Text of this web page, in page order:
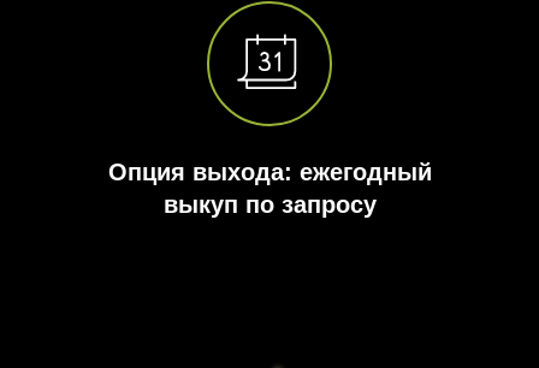
Опция выхода: ежегодный
выкуп по запросу